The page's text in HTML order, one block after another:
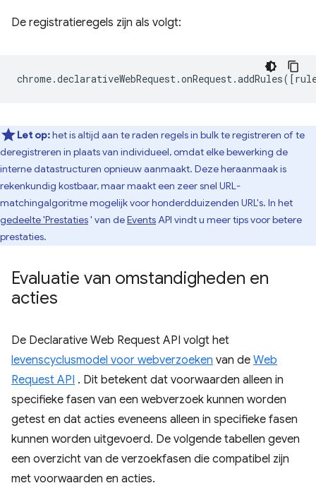
De registratieregels zijn als volgt:
chrome.declarativeWebRequest.onRequest.addRules([
Let op:het is altijd aan te raden regels in bulk te registreren of te
deregistreren in plaats van individueel, omdat elke bewerking de
interne datastructuren opnieuw aanmaakt. Deze heraanmaak is
rekenkundig kostbaar, maar maakt een zeer snel URL-
matchingalgoritme mogelijk voor honderdduizenden URL's. In het
gedeelte 'Prestaties' van deEventsAPI vindt u meer tips voor betere
prestaties.
Evaluatie van omstandigheden en
acties
De Declarative Web Request API volgt het
levenscyclusmodel voor webverzoeken van de Web
Request API . Dit betekent dat voorwaarden alleen in
specifieke fasen van een webverzoek kunnen worden
getest en dat acties eveneens alleen in specifieke fasen
kunnen worden uitgevoerd. De volgende tabellen geven
een overzicht van de verzoekfasen die compatibel zijn
met voorwaarden en acties.